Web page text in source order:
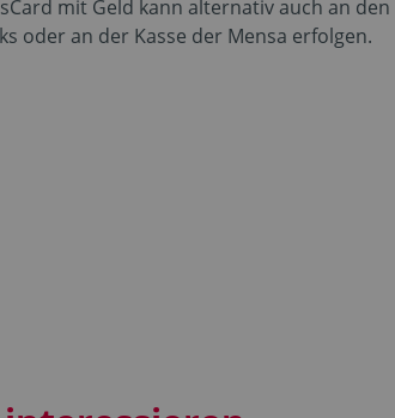
mit Geld kann alternativ auch an den
oder an der Kasse der Mensa erfolgen.